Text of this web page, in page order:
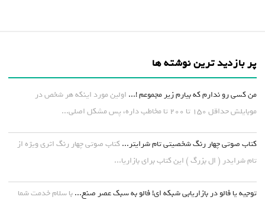
پر بازدید ترین نوشته ها
من کسی رو ندارم که بیارم زیر مجموعم !... اولین مورد اینکه هر شخص در
موبایلش حداقل ۱۵۰ تا ۲۰۰ تا مخاطب داره، پس مشکل اصلی...
کتاب صوتی چهار رنگ شخصیتی تام شرایتر... کتاب صوتی چهار رنگ اثری ویژه از
تام شرایدر ( ال بزرگ ) این کتاب برای بازاریا...
توجیه یا فالو در بازاریابی شبکه ای! فالو به سبک عصر صنع... با سلام خدمت شما